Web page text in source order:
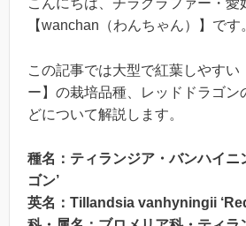
こんにちは、チラグラファー・愛
【wanchan（わんちゃん）】です
この記事では大型で紅葉しやすい
ー】の栽培品種、レッドドラゴン
どについて解説します。
種名 ：ティランジア・バンハイニ
ゴン’
英名：Tillandsia vanhyningii